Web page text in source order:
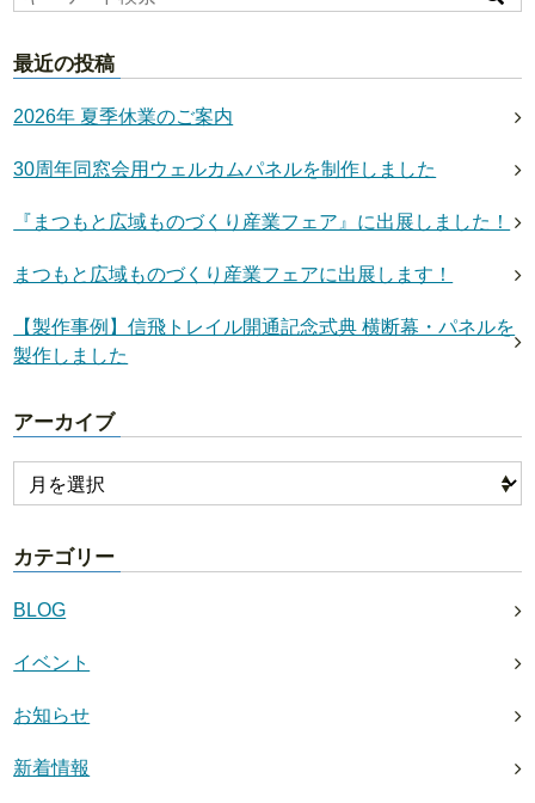
最近の投稿
2026年 夏季休業のご案内
30周年同窓会用ウェルカムパネルを制作しました
『まつもと広域ものづくり産業フェア』に出展しました！
まつもと広域ものづくり産業フェアに出展します！
【製作事例】信飛トレイル開通記念式典 横断幕・パネルを
製作しました
アーカイブ
カテゴリー
BLOG
イベント
お知らせ
新着情報